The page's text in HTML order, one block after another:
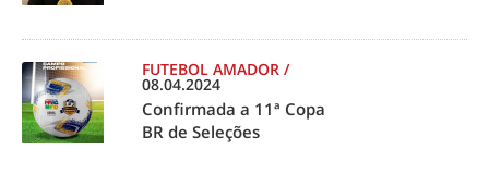
FUTEBOL AMADOR /
08.04.2024
Confirmada a 11ª Copa
BR de Seleções